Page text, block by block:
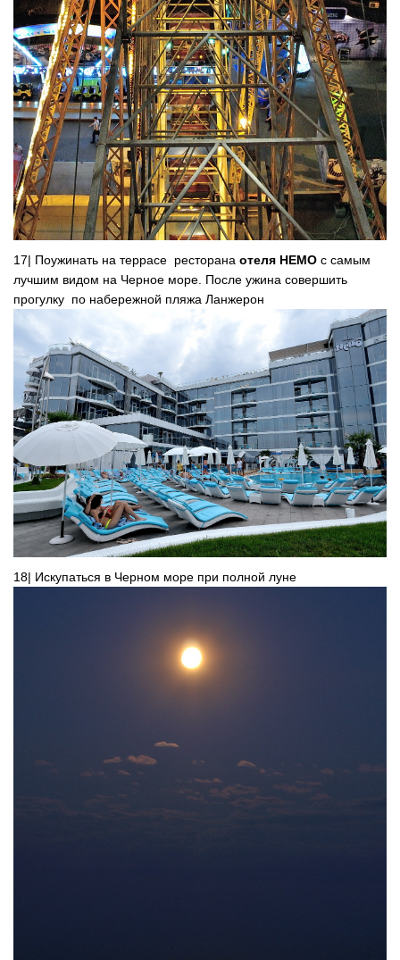
17| Поужинать на террасе ресторана отеля НЕМО с самым
лучшим видом на Черное море. После ужина совершить
прогулку по набережной пляжа Ланжерон
18| Искупаться в Черном море при полной луне